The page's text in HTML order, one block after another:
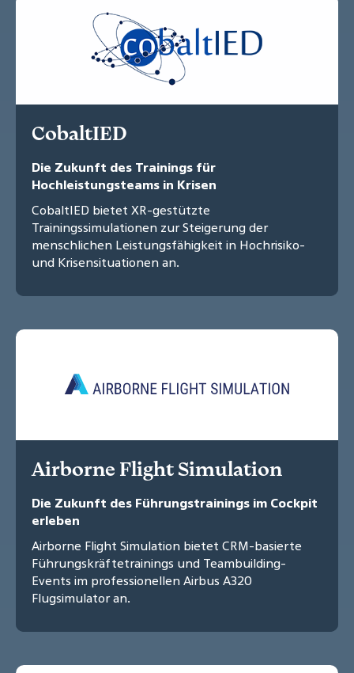
CobaltIED
Die Zukunft des Trainings für
Hochleistungsteams in Krisen
CobaltIED bietet XR-gestützte
Trainingssimulationen zur Steigerung der
menschlichen Leistungsfähigkeit in Hochrisiko-
und Krisensituationen an.
Airborne Flight Simulation
Die Zukunft des Führungstrainings im Cockpit
erleben
Airborne Flight Simulation bietet CRM-basierte
Führungskräftetrainings und Teambuilding-
Events im professionellen Airbus A320
Flugsimulator an.